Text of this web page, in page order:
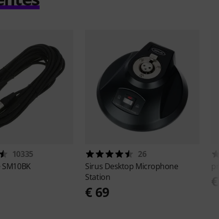
10335
SM10BK
26
Sirus Desktop Microphone
Station
€ 69